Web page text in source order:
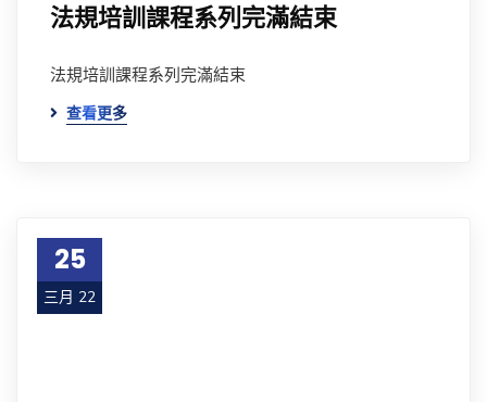
法規培訓課程系列完滿結束
法規培訓課程系列完滿結束
查看更多
25
三月 22